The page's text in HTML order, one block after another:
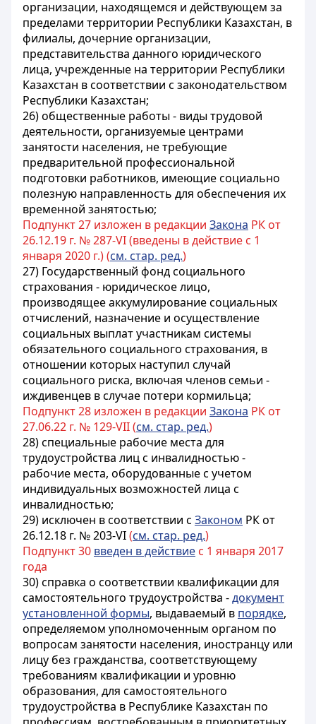
организации, находящемся и действующем за
пределами территории Республики Казахстан, в
филиалы, дочерние организации,
представительства данного юридического
лица, учрежденные на территории Республики
Казахстан в соответствии с законодательством
Республики Казахстан;
26) общественные работы - виды трудовой
деятельности, организуемые центрами
занятости населения, не требующие
предварительной профессиональной
подготовки работников, имеющие социально
полезную направленность для обеспечения их
временной занятостью;
Подпункт 27 изложен в редакции Закона РК от
26.12.19 г. № 287-VI (введены в действие с 1
января 2020 г.) (см. стар. ред.)
27) Государственный фонд социального
страхования - юридическое лицо,
производящее аккумулирование социальных
отчислений, назначение и осуществление
социальных выплат участникам системы
обязательного социального страхования, в
отношении которых наступил случай
социального риска, включая членов семьи -
иждивенцев в случае потери кормильца;
Подпункт 28 изложен в редакции Закона РК от
27.06.22 г. № 129-VII (см. стар. ред.)
28)специальные рабочие места для
трудоустройства лиц с инвалидностью -
рабочие места, оборудованные с учетом
индивидуальных возможностей лица с
инвалидностью;
29) исключен в соответствии с Законом РК от
26.12.18 г. № 203-VI(см. стар. ред.)
Подпункт 30 введен в действие с 1 января 2017
года
30) справка о соответствии квалификации для
самостоятельного трудоустройства -документ
установленной формы, выдаваемый в порядке,
определяемом уполномоченным органом по
вопросам занятости населения, иностранцу или
лицу без гражданства, соответствующему
требованиям квалификации и уровню
образования, для самостоятельного
трудоустройства в Республике Казахстан по